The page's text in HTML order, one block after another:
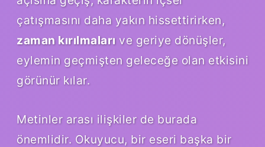
çatışmasını daha yakın hissettirirken,
zaman kırılmalarıve geriye dönüşler,
eylemin geçmişten geleceğe olan etkisini
görünür kılar.
Metinler arası ilişkiler de burada
önemlidir. Okuyucu, bir eseri başka bir